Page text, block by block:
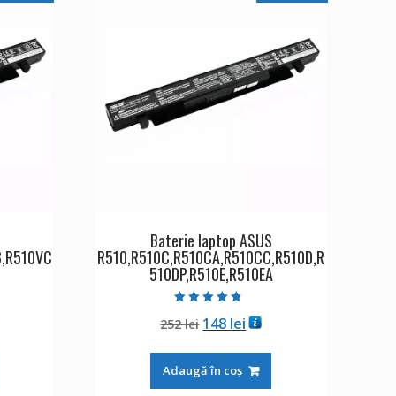
Baterie laptop ASUS
R510,R510C,R510CA,R510CC,R510D,R
510DP,R510E,R510EA
4.50
din 5
252lei Prețul
a
fost:
148 leiPrețul
este:
148 lei.
Adaugă în coș